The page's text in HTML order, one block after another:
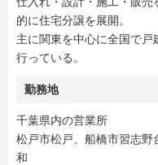
的に住宅分譲を展開。
主に関東を中心に全国で
行っている。
勤務地
千葉県内の営業所
松戸市松戸、船橋市習志
和